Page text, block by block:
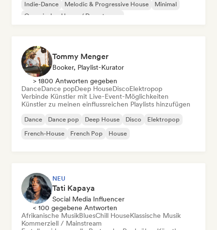
Indie-Dance
Melodic & Progressive House
Minimal
Organischer House / Downtempo
Tommy Menger
Booker, Playlist-Kurator
> 1800 Antworten gegeben
DanceDance popDeep HouseDiscoElektropop
Verbinde Künstler mit Live-Event-Möglichkeiten
Künstler zu meinen einflussreichen Playlists hinzufügen
Dance Dance pop Deep House Disco
Elektropop
French-House
French Pop House
NEU
Tati Kapaya
Social Media Influencer
< 100 gegebene Antworten
Afrikanische MusikBluesChill HouseKlassische Musik
Kommerziell / Mainstream